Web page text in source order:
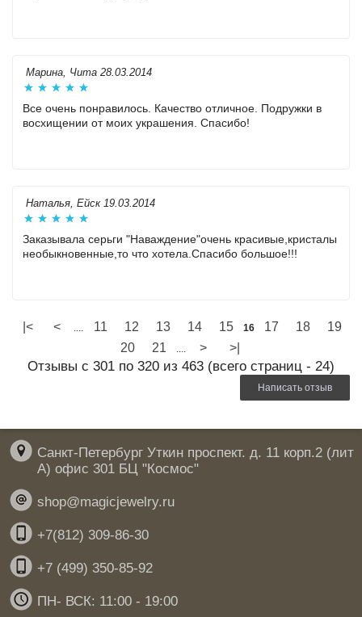
Марина, Чита 28.03.2014
Все очень понравилось. Качество отличное. Подружки в
восхищении от моих украшения. Спасибо!
Наталья, Ейск 19.03.2014
Заказывала серьги "Наваждение"очень красивые,кристалы
необыкновенные,то что хотела.Спасибо большое!!!
|< < .... 11 12 13 14 15 16 17 18
19
20
21 .... > >|
Отзывы с 301 по 320 из 463 (всего страниц - 24)
Написать отзыв
Санкт-Петербург Уткин проспект. д. 11 корп.2 (лит
А) офис 301 БЦ "Космос"
shop@magicjewelry.ru
+7(812) 309-86-30
+7 (499) 350-85-92
ПН- ВСК: 11:00 - 19:00